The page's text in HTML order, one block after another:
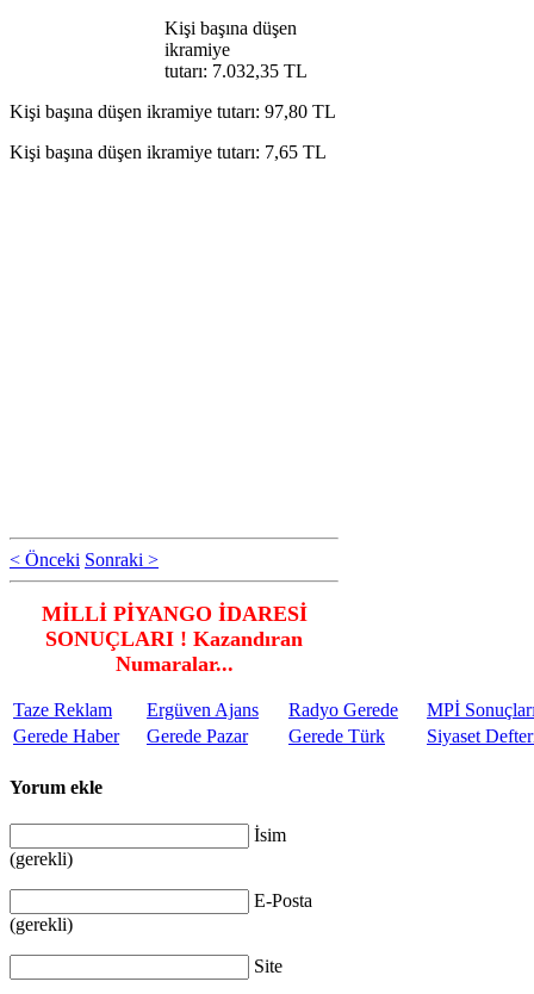
Kişi başına düşen
ikramiye
tutarı: 7.032,35 TL
Kişi başına düşen ikramiye tutarı: 97,80 TL
Kişi başına düşen ikramiye tutarı: 7,65 TL
< Önceki Sonraki >
MİLLİ PİYANGO İDARESİ
SONUÇLARI ! Kazandıran
Numaralar...
Taze Reklam Ergüven Ajans Radyo Gerede
MPİ
Gerede Haber
Gerede Pazar Gerede Türk Siyaset
Yorum ekle
İsim
(gerekli)
E-Posta
(gerekli)
Site